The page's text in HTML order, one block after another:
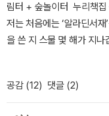
림터 + 숲놀이터 누리책집
저는 처음에는 ‘알라딘서
을 쓴 지 스물 몇 해가 지나
이기에 쉽고 수수하면서
뒤부터 갑자기 느림보로 바
블로그’가 있었다가 사라
공감 (12) 댓글 (2)